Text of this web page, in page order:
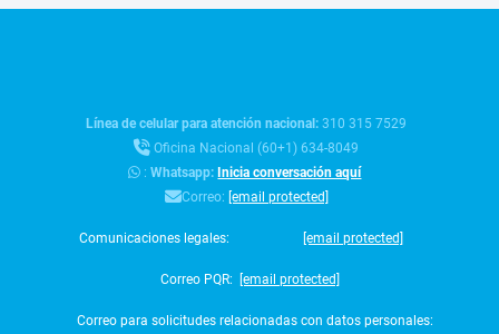
Línea de celular para atención nacional:310 315 7529
Oficina Nacional (60+1) 634-8049
:Whatsapp:Inicia conversación aquí
Correo: [email protected]
Comunicaciones legales: [email protected]
Correo PQR: [email protected]
Correo para solicitudes relacionadas con datos personales: